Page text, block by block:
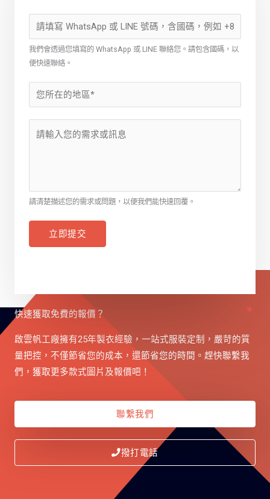
我們會透過您填寫的 WhatsApp 或 LINE 聯絡您。請包含國碼，以
便快速聯絡。
請清楚描述您的需求或問題，以便我們能快速回覆。
立即提交
快速獲取免費的報價？
啟雲帆工廠擁有25年製衣經驗，一站式服裝定制，嚴苛的質
量把控，不僅節省您的成本，還節省您的時間。趕快聯繫我
們，獲取更多款式圖片及報價吧！
聯繫我們
撥打電話